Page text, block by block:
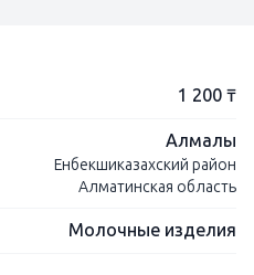
1 200 ₸
Алмалы
Енбекшиказахский район
Алматинская область
Молочные изделия